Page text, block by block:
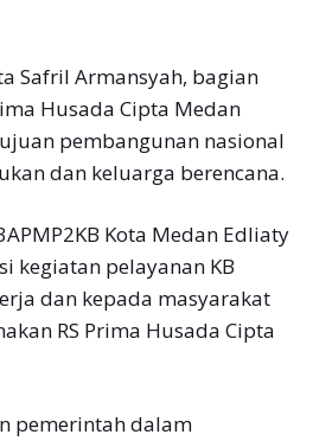
Safril Armansyah, bagian
Husada Cipta Medan
pembangunan nasional
dan keluarga berencana.
Kota Medan Edliaty
kegiatan pelayanan KB
dan kepada masyarakat
RS Prima Husada Cipta
pemerintah dalam